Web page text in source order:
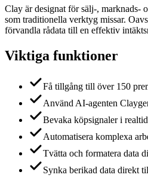
Clay är designat för sälj-, marknads-
som traditionella verktyg missar.
förvandla rådata till en effektiv
Viktiga funktioner
Få tillgång till över 150
Använd AI-agenten
Bevaka köpsignaler i
Automatisera komplexa
Tvätta och formatera data
Synka berikad data direkt